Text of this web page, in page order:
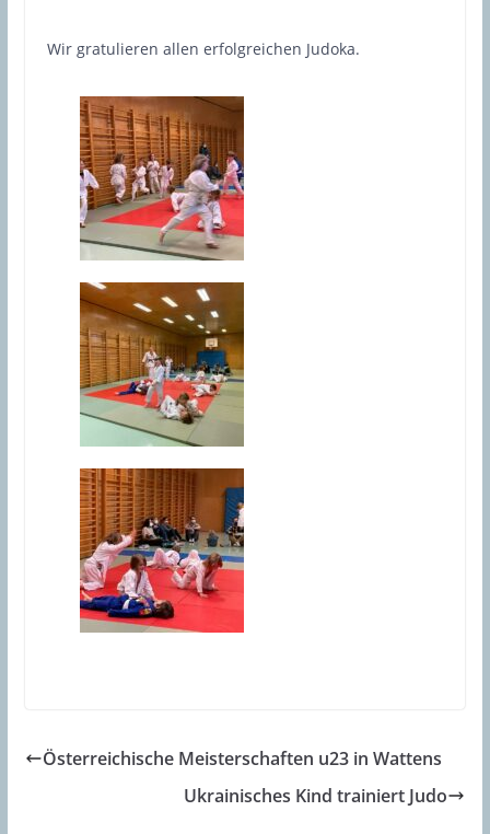
Wir gratulieren allen erfolgreichen Judoka.
Österreichische Meisterschaften u23 in Wattens
Ukrainisches Kind trainiert Judo